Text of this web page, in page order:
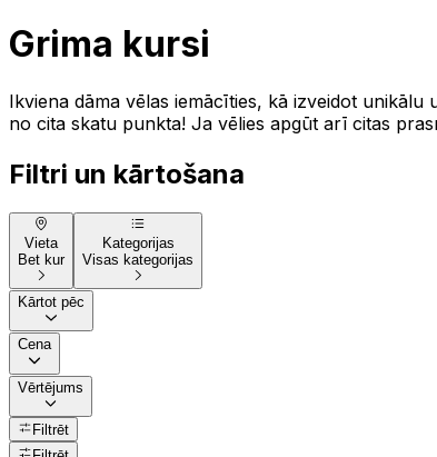
Grima kursi
Ikviena dāma vēlas iemācīties, kā izveidot
no cita skatu punkta! Ja vēlies apgūt arī citas
Filtri un kārtošana
Vieta
Bet kur
Kategorijas
Visas kategorijas
Kārtot pēc
Cena
Vērtējums
Filtrēt